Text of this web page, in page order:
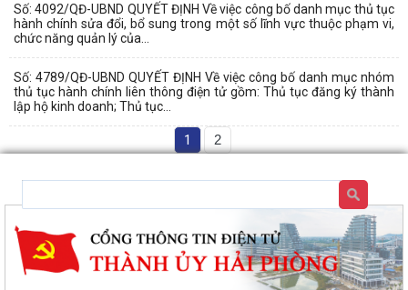
Số: 4092/QĐ-UBND QUYẾT ĐỊNH Về việc công bố danh mục thủ tục
hành chính sửa đổi, bổ sung trong một số lĩnh vực thuộc phạm vi,
chức năng quản lý của...
Số: 4789/QĐ-UBND QUYẾT ĐỊNH Về việc công bố danh mục nhóm
thủ tục hành chính liên thông điện tử gồm: Thủ tục đăng ký thành
lập hộ kinh doanh; Thủ tục...
1 2